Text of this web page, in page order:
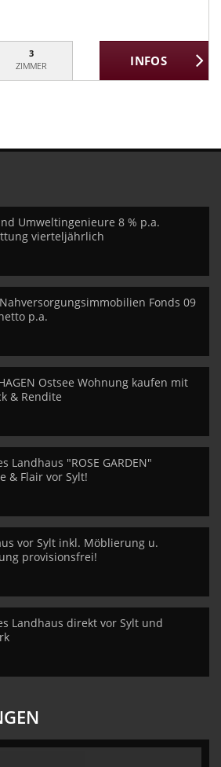
3
ZIMMER
Umweltingenieure 8 % p.a.
vierteljährlich
Fonds 09
p.a.
Ostsee Wohnung kaufen mit
& Rendite
Landhaus "ROSE GARDEN"
& Flair vor Sylt!
vor Sylt inkl. Möblierung u.
provisionsfrei!
Landhaus direkt vor Sylt und